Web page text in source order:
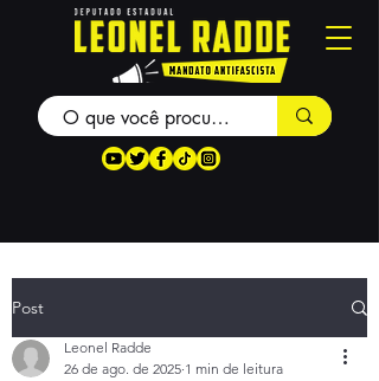
Post
Leonel Radde
26 de ago. de 2025 1 min de leitura